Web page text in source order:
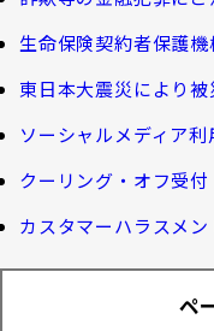
生命保険料控
Web版「ご契
確定給付企業年
企業年金の事務
ま専用サイト）
企業保険特別勘
認知症について
大樹の認知症サ
認知症コラム
認知機能チェック
大樹らいふ倶
機関投資家と
大樹生命 CM
生命保険契約者保護
東日本大震災により
ソーシャルメディア利
クーリング・オフ受付
カスタマーハラスメ
ペ